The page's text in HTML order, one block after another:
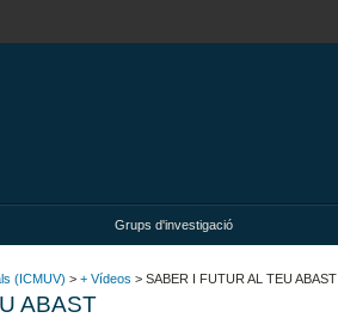
Grups d'investigació
(ICMUV) > + Vídeos > SABER I FUTUR AL TEU ABAST
ABAST